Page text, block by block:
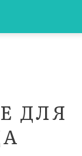
ДЛЯ